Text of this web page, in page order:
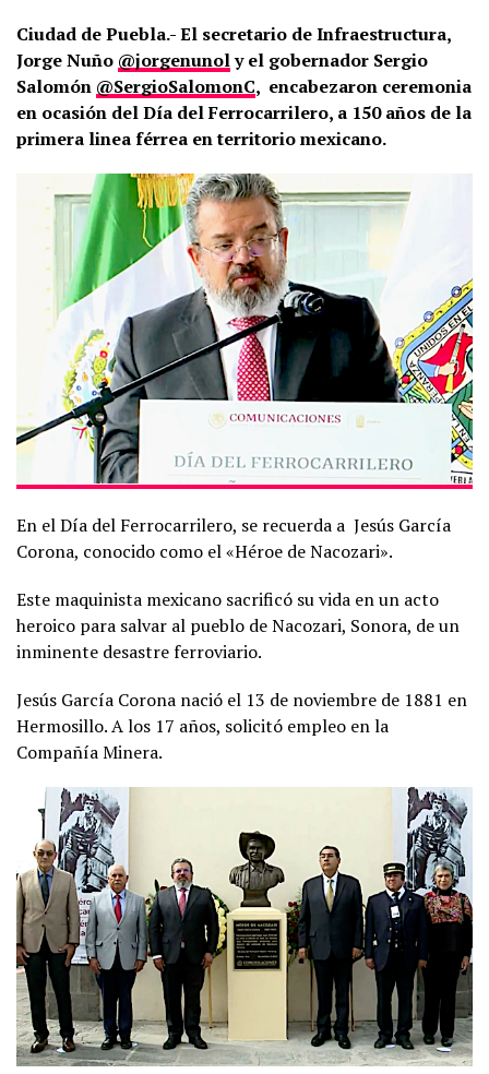
Ciudad de Puebla.- El secretario de Infraestructura,
Jorge Nuño @jorgenunoly el gobernador Sergio
Salomón @SergioSalomonC, encabezaron ceremonia
en ocasión del Día del Ferrocarrilero, a 150 años de la
primera linea férrea en territorio mexicano.
En el Día del Ferrocarrilero, se recuerda a Jesús García
Corona, conocido como el «Héroe de Nacozari».
Este maquinista mexicano sacrificó su vida en un acto
heroico para salvar al pueblo de Nacozari, Sonora, de un
inminente desastre ferroviario.
Jesús García Corona nació el 13 de noviembre de 1881 en
Hermosillo. A los 17 años, solicitó empleo en la
Compañía Minera.